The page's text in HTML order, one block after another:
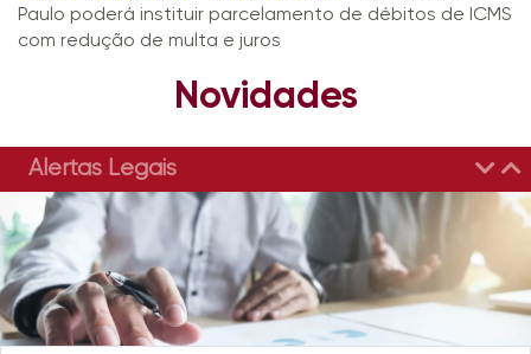
Paulo poderá instituir parcelamento de débitos de ICMS
com redução de multa e juros
Novidades
Alertas Legais